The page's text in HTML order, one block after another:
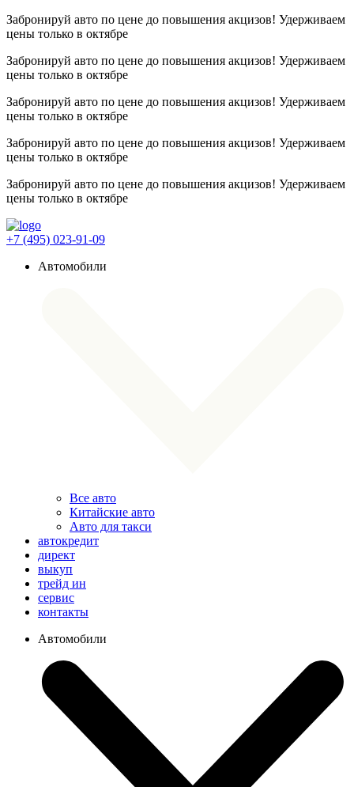
Забронируй авто по цене до повышения акцизов! Удерживаем
цены только в октябре
Забронируй авто по цене до повышения акцизов! Удерживаем
цены только в октябре
Забронируй авто по цене до повышения акцизов! Удерживаем
цены только в октябре
Забронируй авто по цене до повышения акцизов! Удерживаем
цены только в октябре
Забронируй авто по цене до повышения акцизов! Удерживаем
цены только в октябре
+7 (495) 023-91-09
Автомобили
Все авто
Китайские авто
Авто для такси
автокредит
директ
выкуп
трейд ин
сервис
контакты
Автомобили